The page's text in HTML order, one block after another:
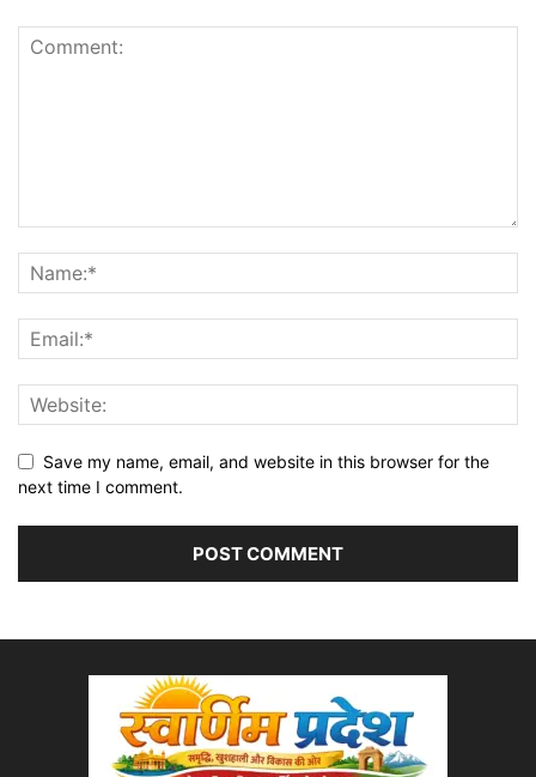
Save my name, email, and website in this browser for the
next time I comment.